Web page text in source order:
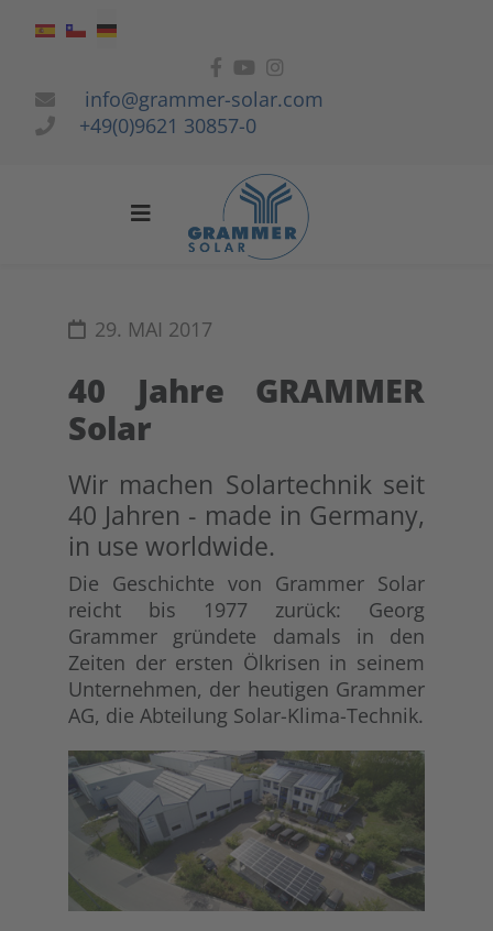
Sprache auswählen
info@grammer-solar.com
+49(0)9621 30857-0
29. MAI 2017
40 Jahre GRAMMER
Solar
Wir machen Solartechnik seit
40 Jahren - made in Germany,
in use worldwide.
Die Geschichte von Grammer Solar
reicht bis 1977 zurück: Georg
Grammer gründete damals in den
Zeiten der ersten Ölkrisen in seinem
Unternehmen, der heutigen Grammer
AG, die Abteilung Solar-Klima-Technik.